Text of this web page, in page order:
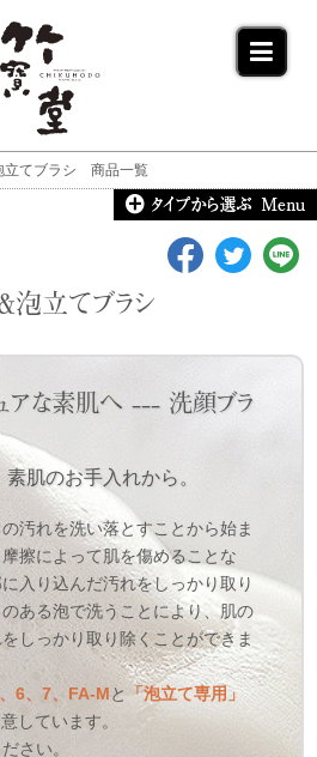
立てブラシ 商品一覧
泡立てブラシ
アな素肌へ --- 洗顔ブラ
肌のお手入れから。
汚れを洗い落とすことから始ま
擦によって肌を傷めることな
入り込んだ汚れをしっかり取り
ある泡で洗うことにより、肌の
しっかり取り除くことができま
6、7、FA-Mと 「泡立て専用」
しています。
さい。